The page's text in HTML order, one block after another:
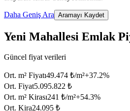
Daha Geniş Ara Aramayı Kaydet
Yeni Mahallesi Emlak
Güncel fiyat verileri
Ort. m² Fiyatı49.474 ₺/m²+37.2%
Ort. Fiyat5.095.822 ₺
Ort. m² Kirası241 ₺/m²+54.3%
Ort. Kira24.095 ₺